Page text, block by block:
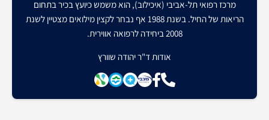
מרכז רפואי תל-אביבי (איכילוב), הוא משמש כיועץ בכיר בתחום
הריאות של החיל. בשנת 1988 אף נבחר לקצין מילואים מצטיין לשנת
2008 ביחידה לרפואה אווירית.
אודות ד"ר יהודה שוורץ